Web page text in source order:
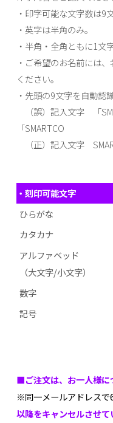
・印字可能な文字数は9
・英字は半角のみ。
・半角・全角ともに1文
・ご希望のお名前には
ください。
・先頭の9文字を自動認
（誤）記入文字 「
「SMARTCO
（正）記入文字
・刻印可能文字
ひらがな
カタカナ
アルファベッド
（大文字/小文字）
数字
記号
■ご注文は、お一人様に
※同一メールアドレスで
以降をキャンセルさせて